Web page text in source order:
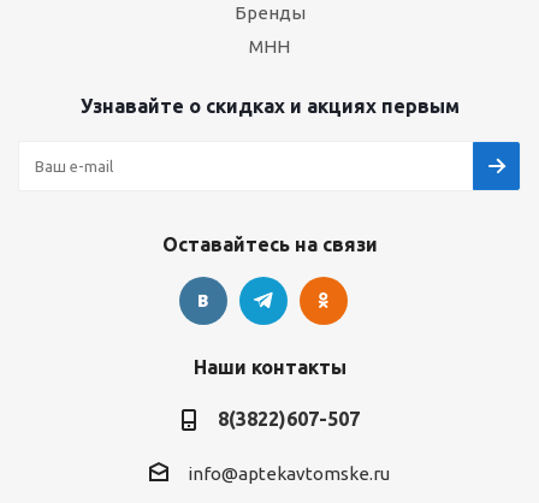
Бренды
МНН
Узнавайте о скидках и акциях первым
Оставайтесь на связи
Наши контакты
8(3822)607-507
info@aptekavtomske.ru